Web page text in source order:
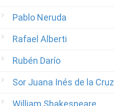
Pablo Neruda
Rafael Alberti
Rubén Darío
Sor Juana Inés de la Cruz
William Shakespeare